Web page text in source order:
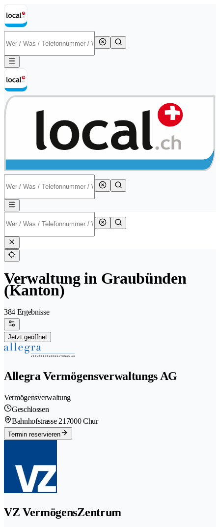
Verwaltung in Graubünden
(Kanton)
384 Ergebnisse
Jetzt geöffnet
Allegra Vermögensverwaltungs AG
Vermögensverwaltung
Geschlossen
Bahnhofstrasse 21 7000 Chur
Termin reservieren
VZ VermögensZentrum